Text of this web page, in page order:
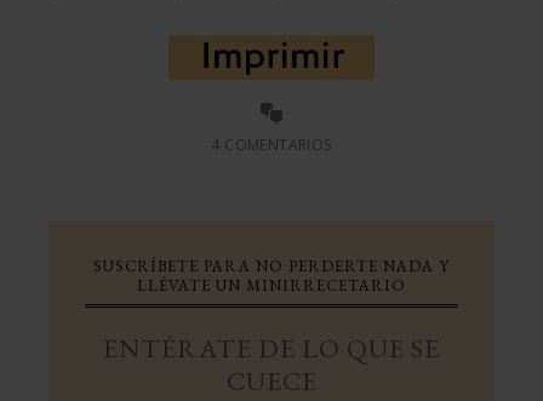
4 COMENTARIOS
SUSCRÍBETE PARA NO PERDERTE NADA Y
LLÉVATE UN MINIRRECETARIO
ENTÉRATE DE LO QUE SE
CUECE